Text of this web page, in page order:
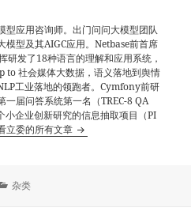
型应用咨询师。出门问问大模型团队
模型及其AIGC应用。Netbase前首席
研发了18种语言的理解和应用系统，
to 社会媒体大数据，语义落地到舆情
工业落地的领跑者。Cymfony前研
一届问答系统第一名（TREC-8 QA
企业创新研究的信息抽取项目（PI
立委的所有文章
分
杂类